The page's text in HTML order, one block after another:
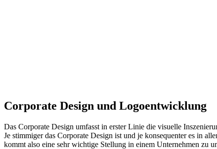
Corporate Design und Logoentwicklung
Das Corporate Design umfasst in erster Linie die visuelle
Je stimmiger das Corporate Design ist und je konsequenter es in
kommt also eine sehr wichtige Stellung in einem Unternehmen zu